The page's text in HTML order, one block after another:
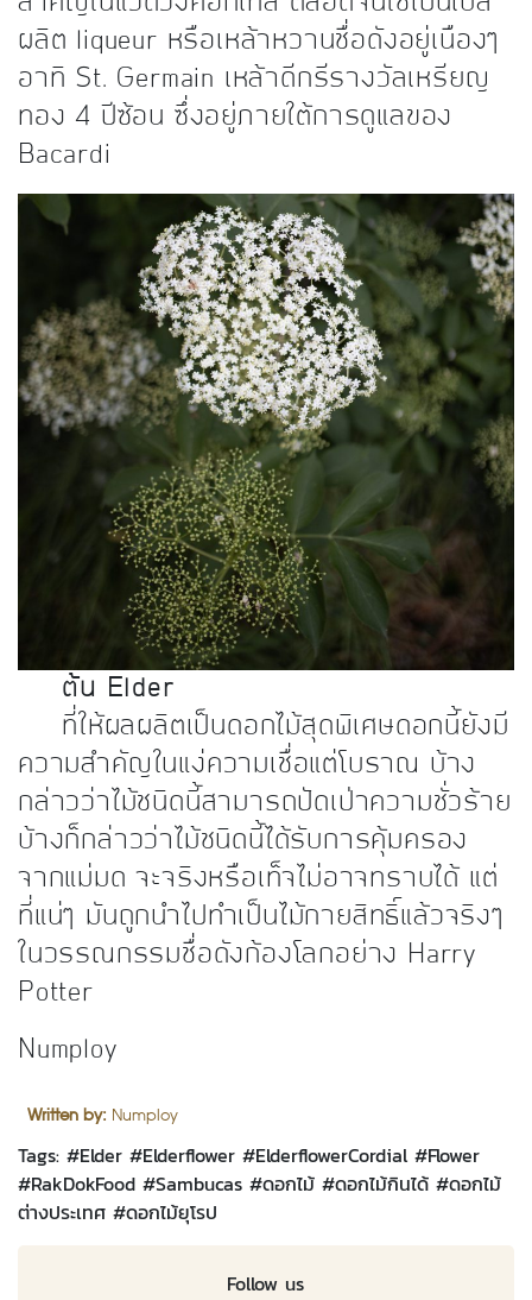
ผลิต liqueur หรือเหล้าหวานชื่อดังอยู่เนืองๆ
อาทิ St. Germain เหล้าดีกรีรางวัลเหรียญ
ทอง 4 ปีซ้อน ซึ่งอยู่ภายใต้การดูแลของ
Bacardi
ต้น Elder
ที่ให้ผลผลิตเป็นดอกไม้สุดพิเศษดอกนี้ยังมี
ความสำคัญในแง่ความเชื่อแต่โบราณ บ้าง
กล่าวว่าไม้ชนิดนี้สามารถปัดเป่าความชั่วร้าย
บ้างก็กล่าวว่าไม้ชนิดนี้ได้รับการคุ้มครอง
จากแม่มด จะจริงหรือเท็จไม่อาจทราบได้ แต่
ที่แน่ๆ มันถูกนำไปทำเป็นไม้กายสิทธิ์แล้วจริงๆ
ในวรรณกรรมชื่อดังก้องโลกอย่าง Harry
Potter
Numploy
Written by: Numploy
Tags: #Elder #Elderflower #ElderflowerCordial #Flower
#RakDokFood #Sambucas #ดอกไม้ #ดอกไม้กินได้ #ดอกไม้
ต่างประเทศ #ดอกไม้ยุโรป
Follow us